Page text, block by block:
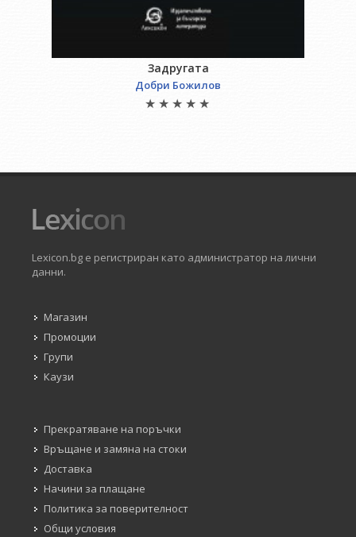
Задругата
Добри Божилов
Lexicon.bg е регистриран като администратор на лични
данни.
Магазин
Промоции
Групи
Каузи
Прекратяване на поръчки
Връщане и замяна на стоки
Доставка
Начини за плащане
Политика за поверителност
Общи условия